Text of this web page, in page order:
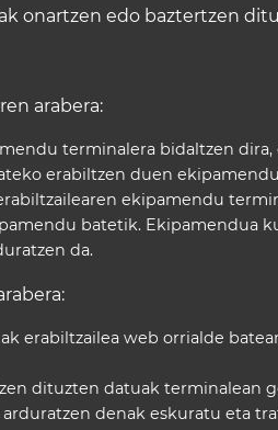
onartzen edo baztertzen
arabera:
terminalera bidaltzen
erabiltzen duen
ekipamendu
batetik. Ekipamendua
da.
erabiltzailea web orrialde
dituzten datuak terminalean
denak eskuratu eta